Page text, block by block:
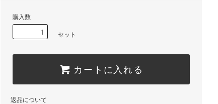
購入数
セット
カートに入れる
返品について